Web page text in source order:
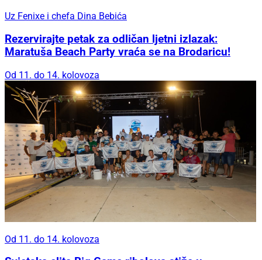
Uz Fenixe i chefa Dina Bebića
Rezervirajte petak za odličan ljetni izlazak:
Maratuša Beach Party vraća se na Brodaricu!
Od 11. do 14. kolovoza
Od 11. do 14. kolovoza